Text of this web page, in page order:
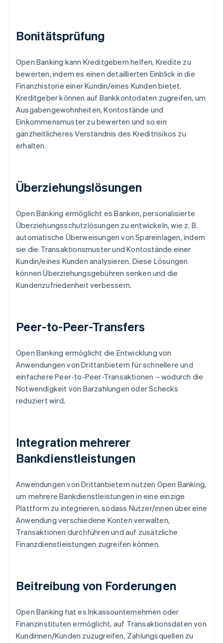
Bonitätsprüfung
Open Banking kann Kreditgebern helfen, Kredite zu
bewerten, indem es einen detaillierten Einblick in die
Finanzhistorie einer Kundin/eines Kunden bietet.
Kreditgeber können auf Bankkontodaten zugreifen, um
Ausgabengewohnheiten, Kontostände und
Einkommensmuster zu bewerten und so ein
ganzheitlicheres Verständnis des Kreditrisikos zu
erhalten.
Überziehungslösungen
Open Banking ermöglicht es Banken, personalisierte
Überziehungsschutzlösungen zu entwickeln, wie z. B.
automatische Überweisungen von Spareinlagen, indem
sie die Transaktionsmuster und Kontostände einer
Kundin/eines Kunden analysieren. Diese Lösungen
können Überziehungsgebühren senken und die
Kundenzufriedenheit verbessern.
Peer-to-Peer-Transfers
Open Banking ermöglicht die Entwicklung von
Anwendungen von Drittanbietern für schnellere und
einfachere Peer-to-Peer-Transaktionen – wodurch die
Notwendigkeit von Barzahlungen oder Schecks
reduziert wird.
Integration mehrerer
Bankdienstleistungen
Anwendungen von Drittanbietern nutzen Open Banking,
um mehrere Bankdienstleistungen in eine einzige
Plattform zu integrieren, sodass Nutzer/innen über eine
Anwendung verschiedene Konten verwalten,
Transaktionen durchführen und auf zusätzliche
Finanzdienstleistungen zugreifen können.
Beitreibung von Forderungen
Open Banking hat es Inkassounternehmen oder
Finanzinstituten ermöglicht, auf Transaktionsdaten von
Kundinnen/Kunden zuzugreifen, Zahlungsquellen zu